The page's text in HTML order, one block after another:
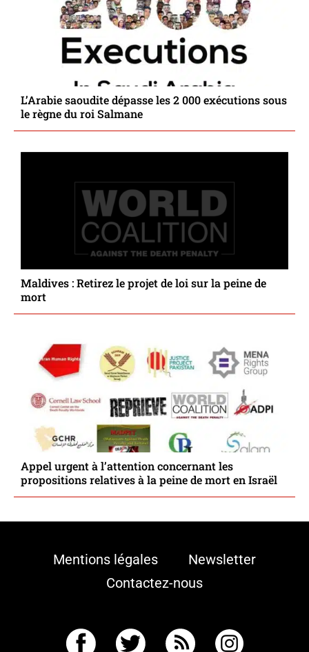
L’Arabie saoudite dépasse les 2 000 exécutions sous
le règne du roi Salmane
Maldives : Retirez le projet de loi sur la peine de
mort
Appel urgent à l’attention concernant les
propositions relatives à la peine de mort en Israël
Mentions légales
Newsletter
Contactez-nous